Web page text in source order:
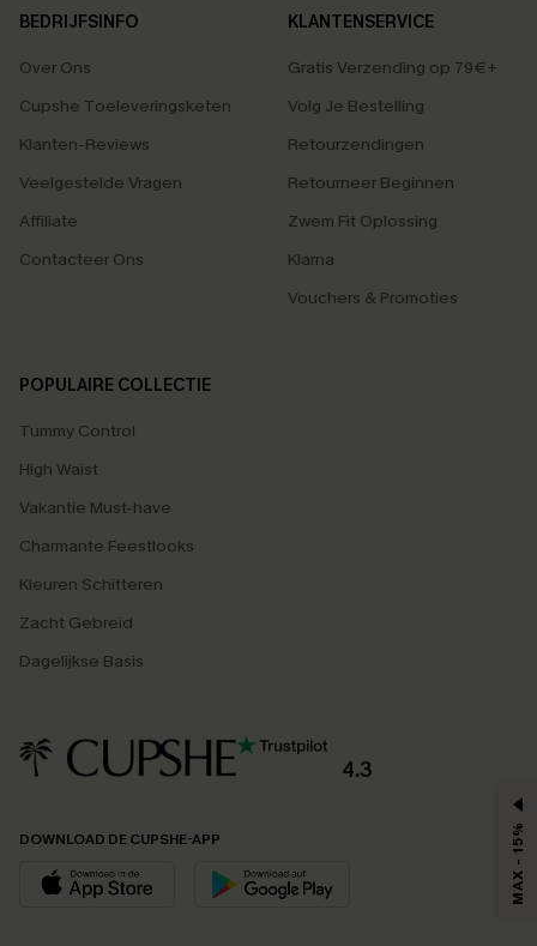
BEDRIJFSINFO
Over Ons
Cupshe Toeleveringsketen
Klanten-Reviews
Veelgestelde Vragen
Affiliate
Contacteer Ons
KLANTENSERVICE
Gratis Verzending op 79€+
Volg Je Bestelling
Retourzendingen
Retourneer Beginnen
Zwem Fit Oplossing
Klarna
Vouchers & Promoties
POPULAIRE COLLECTIE
Tummy Control
High Waist
Vakantie Must-have
Charmante Feestlooks
Kleuren Schitteren
Zacht Gebreid
Dagelijkse Basis
4.3
DOWNLOAD DE CUPSHE-APP MAX - 15%